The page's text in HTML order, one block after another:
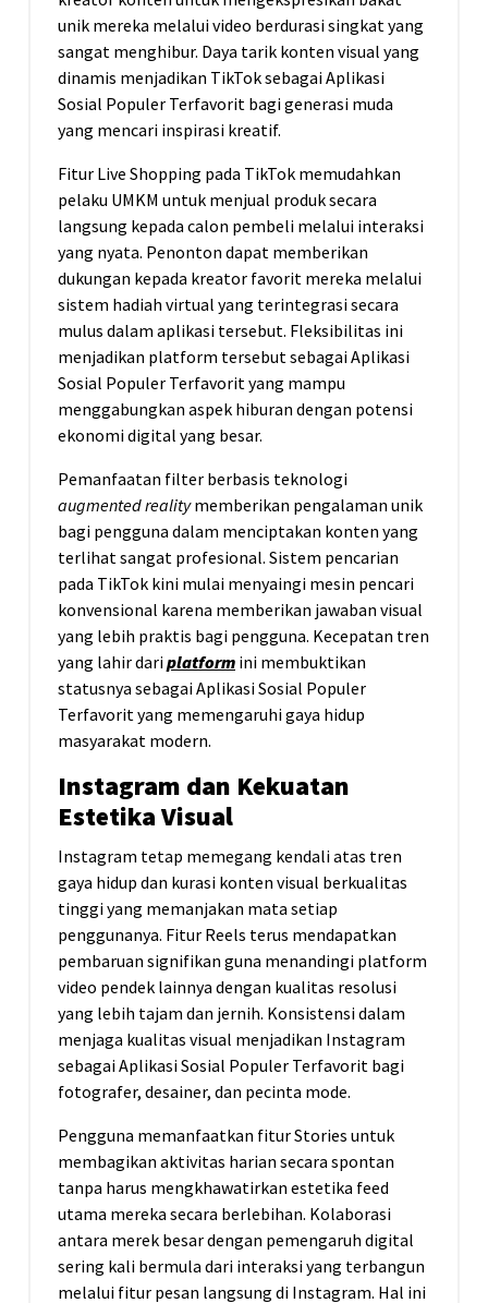
unik mereka melalui video berdurasi singkat yang
sangat menghibur. Daya tarik konten visual yang
dinamis menjadikan TikTok sebagai Aplikasi
Sosial Populer Terfavorit bagi generasi muda
yang mencari inspirasi kreatif.
Fitur Live Shopping pada TikTok memudahkan
pelaku UMKM untuk menjual produk secara
langsung kepada calon pembeli melalui interaksi
yang nyata. Penonton dapat memberikan
dukungan kepada kreator favorit mereka melalui
sistem hadiah virtual yang terintegrasi secara
mulus dalam aplikasi tersebut. Fleksibilitas ini
menjadikan platform tersebut sebagai Aplikasi
Sosial Populer Terfavorit yang mampu
menggabungkan aspek hiburan dengan potensi
ekonomi digital yang besar.
Pemanfaatan filter berbasis teknologi
augmented realitymemberikan pengalaman unik
bagi pengguna dalam menciptakan konten yang
terlihat sangat profesional. Sistem pencarian
pada TikTok kini mulai menyaingi mesin pencari
konvensional karena memberikan jawaban visual
yang lebih praktis bagi pengguna. Kecepatan tren
yang lahir dariplatform ini membuktikan
statusnya sebagai Aplikasi Sosial Populer
Terfavorit yang memengaruhi gaya hidup
masyarakat modern.
Instagram dan Kekuatan
Estetika Visual
Instagram tetap memegang kendali atas tren
gaya hidup dan kurasi konten visual berkualitas
tinggi yang memanjakan mata setiap
penggunanya. Fitur Reels terus mendapatkan
pembaruan signifikan guna menandingi platform
video pendek lainnya dengan kualitas resolusi
yang lebih tajam dan jernih. Konsistensi dalam
menjaga kualitas visual menjadikan Instagram
sebagai Aplikasi Sosial Populer Terfavorit bagi
fotografer, desainer, dan pecinta mode.
Pengguna memanfaatkan fitur Stories untuk
membagikan aktivitas harian secara spontan
tanpa harus mengkhawatirkan estetika feed
utama mereka secara berlebihan. Kolaborasi
antara merek besar dengan pemengaruh digital
sering kali bermula dari interaksi yang terbangun
melalui fitur pesan langsung di Instagram. Hal ini